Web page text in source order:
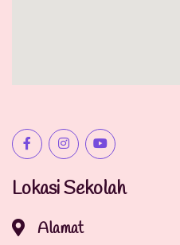
Lokasi Sekolah
Alamat